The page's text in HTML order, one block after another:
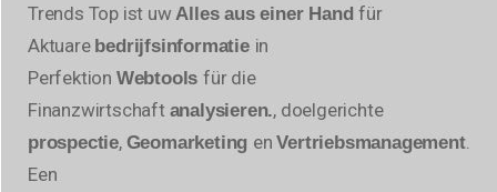
Trends Top ist uw Alles aus einer Handfür
Aktuare bedrijfsinformatie in
Perfektion Webtoolsfür die
Finanzwirtschaft analysieren., doelgerichte
prospectie, Geomarketing enVertriebsmanagement.
Een